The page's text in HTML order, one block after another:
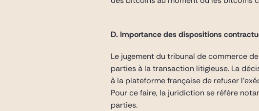
D. Importance des dispositions
Le jugement du tribunal de commerce
parties à la transaction litigieuse. La
à la plateforme française de refuser
Pour ce faire, la juridiction se réfère
parties.